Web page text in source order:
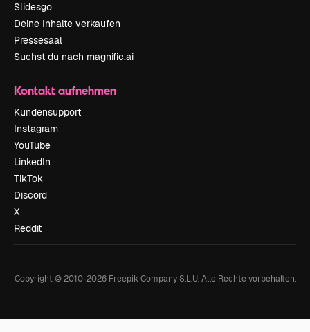
Slidesgo
Deine Inhalte verkaufen
Pressesaal
Suchst du nach magnific.ai
Kontakt aufnehmen
Kundensupport
Instagram
YouTube
LinkedIn
TikTok
Discord
X
Reddit
Copyright © 2010-2026Freepik Company S.L.U. Alle Rechte vorbehalten.